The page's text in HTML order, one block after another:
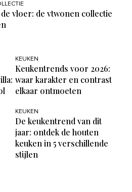
vloer: de vtwonen collectie
KEUKEN
Keukentrends voor 2026:
waar karakter en contrast
elkaar ontmoeten
KEUKEN
De keukentrend van dit
jaar: ontdek de houten
keuken in 5 verschillende
stijlen